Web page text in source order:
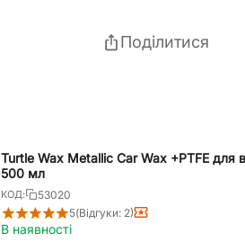
Поділитися
Turtle Wax Metallic Car Wax +PTFE для
500 мл
КОД:
53020
5(Відгуки: 2)
В наявності